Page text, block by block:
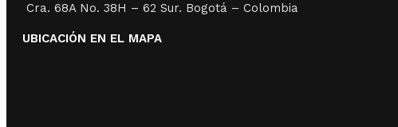
Cra. 68A No. 38H – 62 Sur. Bogotá – Colombia
UBICACIÓN EN EL MAPA